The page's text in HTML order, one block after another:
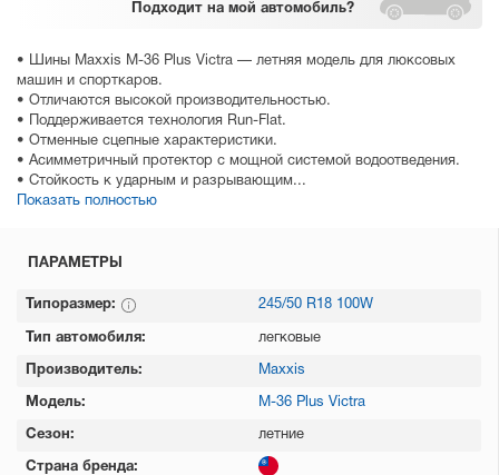
Подходит на мой автомобиль?
• Шины Maxxis M-36 Plus Victra — летняя модель для люксовых
машин и спорткаров.
• Отличаются высокой производительностью.
• Поддерживается технология Run-Flat.
• Отменные сцепные характеристики.
• Асимметричный протектор с мощной системой водоотведения.
• Стойкость к ударным и разрывающим...
Показать полностью
ПАРАМЕТРЫ
Типоразмер: 245/50 R18 100W
Тип автомобиля: легковые
Производитель: Maxxis
Модель: M-36 Plus Victra
Сезон: летние
Страна бренда: